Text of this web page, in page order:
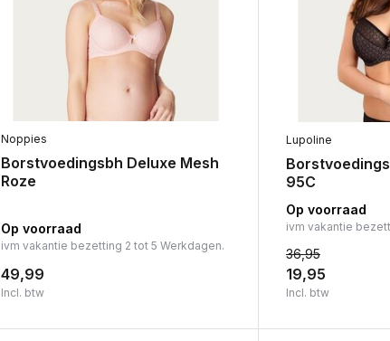
Noppies
Borstvoedingsbh Deluxe Mesh
Roze
Op voorraad
ivm vakantie bezetting 2 tot 5 Werkdagen.
49,99
Incl. btw
Lupoline
95C
Op voorraad
ivm vakantie
36,95
19,95
Incl. btw